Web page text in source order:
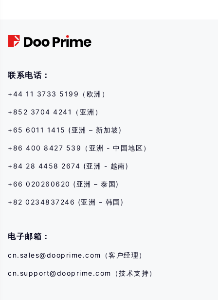
인 전문가의 조언을 구해야 합니다.
联系电话：
+44 11 3733 5199（欧洲）
+852 3704 4241（亚洲）
+65 6011 1415 (亚洲 – 新加坡)
+86 400 8427 539（亚洲 - 中国地区）
+84 28 4458 2674 (亚洲 - 越南)
+66 020260620 (亚洲 – 泰国)
+82 0234837246 (亚洲 – 韩国)
电子邮箱：
cn.sales@dooprime.com （客户经理）
cn.support@dooprime.com （技术支持）